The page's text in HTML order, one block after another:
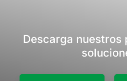
Descarga nuestros